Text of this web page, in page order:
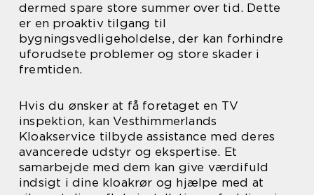
dermed spare store summer over tid. Dette
er en proaktiv tilgang til
bygningsvedligeholdelse, der kan forhindre
uforudsete problemer og store skader i
fremtiden.
Hvis du ønsker at få foretaget en TV
inspektion, kan Vesthimmerlands
Kloakservice tilbyde assistance med deres
avancerede udstyr og ekspertise. Et
samarbejde med dem kan give værdifuld
indsigt i dine kloakrør og hjælpe med at